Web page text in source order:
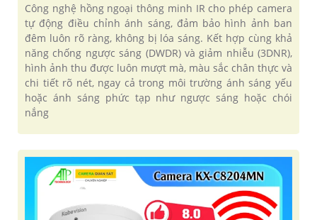
Công nghệ hồng ngoại thông minh IR cho phép camera
tự động điều chỉnh ánh sáng, đảm bảo hình ảnh ban
đêm luôn rõ ràng, không bị lóa sáng. Kết hợp cùng khả
năng chống ngược sáng (DWDR) và giảm nhiễu (3DNR),
hình ảnh thu được luôn mượt mà, màu sắc chân thực và
chi tiết rõ nét, ngay cả trong môi trường ánh sáng yếu
hoặc ánh sáng phức tạp như ngược sáng hoặc chói
nắng